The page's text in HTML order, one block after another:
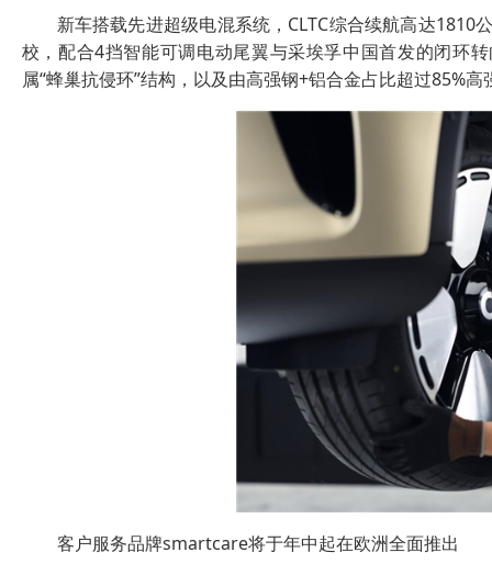
新车搭载先进超级电混系统，CLTC综合续航高达
校，配合4挡智能可调电动尾翼与采埃孚中国首发的闭环
属“蜂巢抗侵环”结构，以及由高强钢+铝合金占比超过85%
客户服务品牌smartcare将于年中起在欧洲全面推出